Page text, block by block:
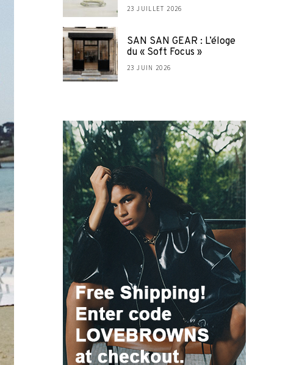
23 JUILLET 2026
SAN SAN GEAR : L’éloge
du « Soft Focus »
23 JUIN 2026